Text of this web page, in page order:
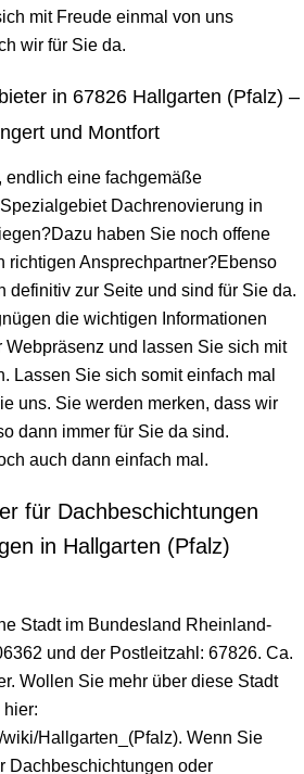
mit Freude einmal von uns
wir für Sie da.
in 67826 Hallgarten (Pfalz) –
und Montfort
endlich eine fachgemäße
Dachrenovierung in
haben Sie noch offene
richtigen Ansprechpartner?Ebenso
definitiv zur Seite und sind für Sie da.
die wichtigen Informationen
Webpräsenz und lassen Sie sich mit
Lassen Sie sich somit einfach mal
uns. Sie werden merken, dass wir
dann immer für Sie da sind.
auch dann einfach mal.
für Dachbeschichtungen
in Hallgarten (Pfalz)
Stadt im Bundesland Rheinland-
und der Postleitzahl: 67826. Ca.
Wollen Sie mehr über diese Stadt
Hallgarten_(Pfalz). Wenn Sie
Dachbeschichtungen oder